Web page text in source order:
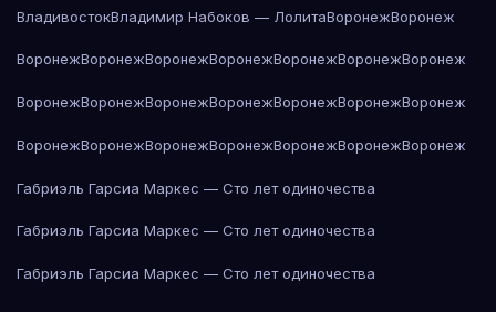
ВладивостокВладимир Набоков — ЛолитаВоронежВоронеж
ВоронежВоронежВоронежВоронежВоронежВоронежВоронеж
ВоронежВоронежВоронежВоронежВоронежВоронежВоронеж
ВоронежВоронежВоронежВоронежВоронежВоронежВоронеж
Габриэль Гарсиа Маркес — Сто лет одиночества
Габриэль Гарсиа Маркес — Сто лет одиночества
Габриэль Гарсиа Маркес — Сто лет одиночества